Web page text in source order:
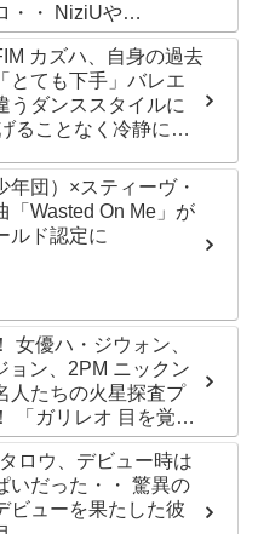
・・ NiziUや
ら人気
々と誕生！ JO1や
んだ日プまで一挙紹
カズハ、自身の過去
とても下手」バレエ
うダンススタイルに
ることなく冷静に努
年団）×スティーヴ・
「Wasted On Me」が
ルド認定に
女優ハ・ジウォン、
ョン、2PM ニックン
人たちの火星探査プ
「ガリレオ 目を覚ま
10日（水）日本初放
ロウ、デビュー時は
いだった・・ 驚異の
ビューを果たした彼